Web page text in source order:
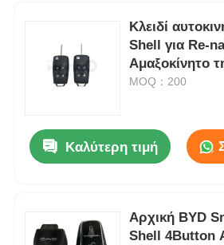
Κλειδί
Shell για Re-
Αμαξοκίνητο
μόνο για
MOQ：200
Καλύτερη τιμή
Αρχική BYD
Shell 4Button